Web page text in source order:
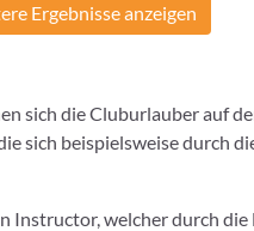
Ergebnisse anzeigen
sich die Cluburlauber auf
sich beispielsweise durch
welcher durch